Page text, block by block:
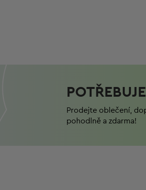
Prodejte oblečení,
pohodlně a zdarma!